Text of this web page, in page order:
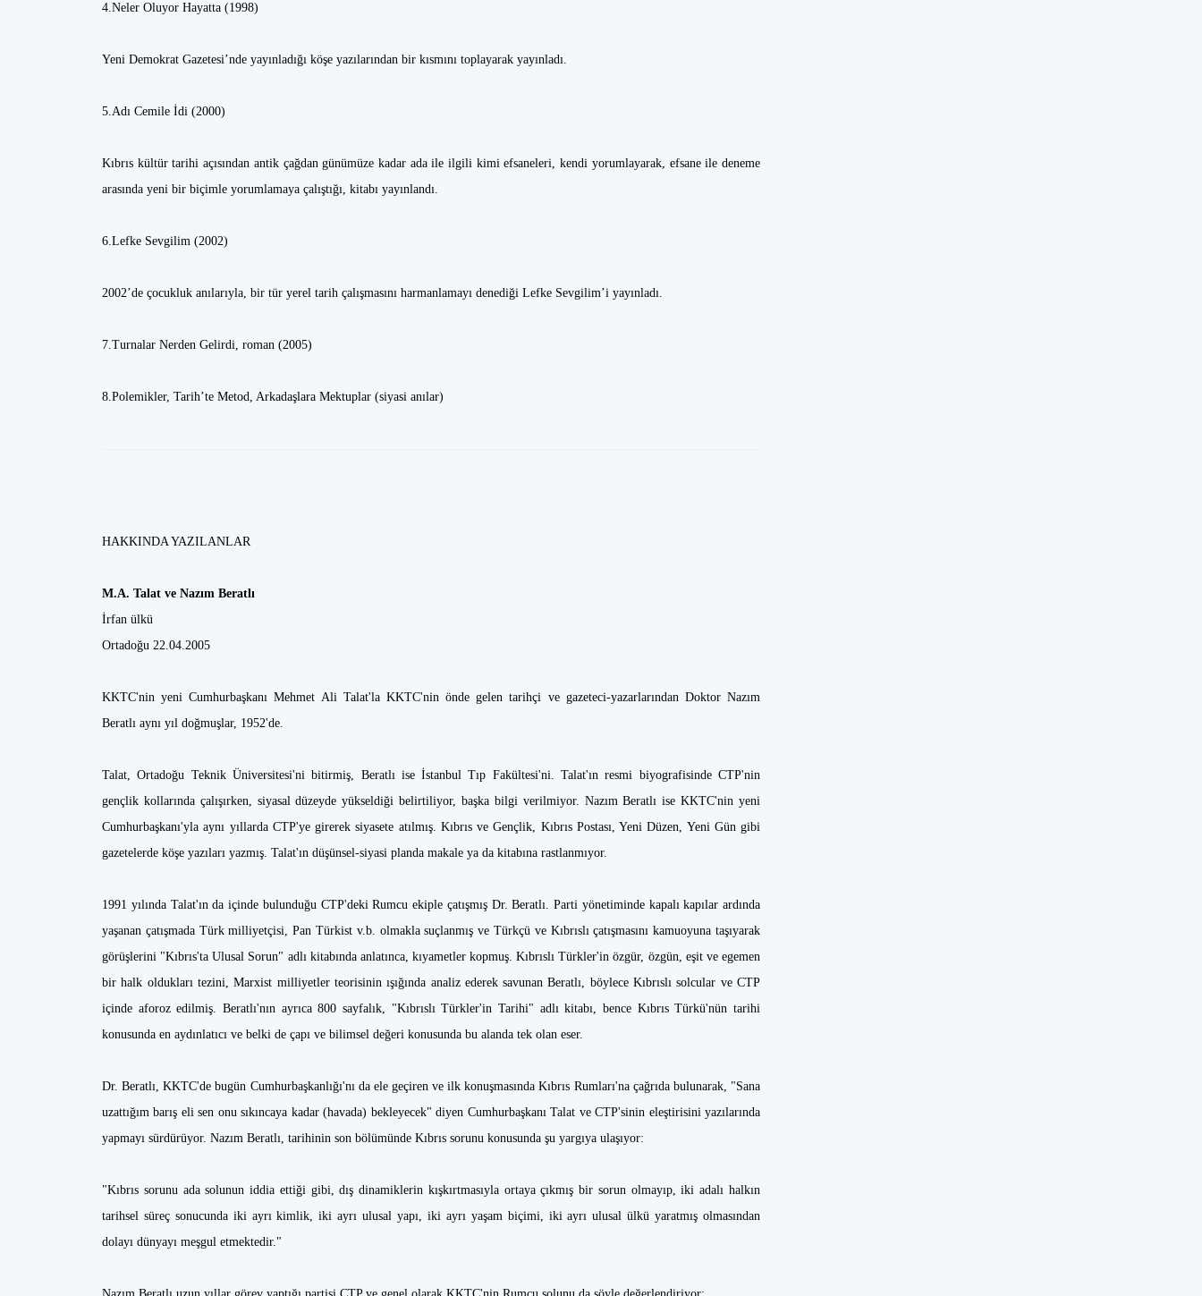
4.Neler Oluyor Hayatta (1998)
Yeni Demokrat Gazetesi’nde yayınladığı köşe yazılarından bir kısmını toplayarak yayınladı.
5.Adı Cemile İdi (2000)
Kıbrıs kültür tarihi açısından antik çağdan günümüze kadar ada ile ilgili kimi efsaneleri, kendi yorumlayarak, efsane ile deneme
arasında yeni bir biçimle yorumlamaya çalıştığı, kitabı yayınlandı.
6.Lefke Sevgilim (2002)
2002’de çocukluk anılarıyla, bir tür yerel tarih çalışmasını harmanlamayı denediği Lefke Sevgilim’i yayınladı.
7.Turnalar Nerden Gelirdi, roman (2005)
8.Polemikler, Tarih’te Metod, Arkadaşlara Mektuplar (siyasi anılar)
HAKKINDA YAZILANLAR
M.A. Talat ve Nazım Beratlı
İrfan ülkü
Ortadoğu 22.04.2005
KKTC'nin yeni Cumhurbaşkanı Mehmet Ali Talat'la KKTC'nin önde gelen tarihçi ve gazeteci-yazarlarından Doktor Nazım
Beratlı aynı yıl doğmuşlar, 1952'de.
Talat, Ortadoğu Teknik Üniversitesi'ni bitirmiş, Beratlı ise İstanbul Tıp Fakültesi'ni. Talat'ın resmi biyografisinde CTP'nin
gençlik kollarında çalışırken, siyasal düzeyde yükseldiği belirtiliyor, başka bilgi verilmiyor. Nazım Beratlı ise KKTC'nin yeni
Cumhurbaşkanı'yla aynı yıllarda CTP'ye girerek siyasete atılmış. Kıbrıs ve Gençlik, Kıbrıs Postası, Yeni Düzen, Yeni Gün gibi
gazetelerde köşe yazıları yazmış. Talat'ın düşünsel-siyasi planda makale ya da kitabına rastlanmıyor.
1991 yılında Talat'ın da içinde bulunduğu CTP'deki Rumcu ekiple çatışmış Dr. Beratlı. Parti yönetiminde kapalı kapılar ardında
yaşanan çatışmada Türk milliyetçisi, Pan Türkist v.b. olmakla suçlanmış ve Türkçü ve Kıbrıslı çatışmasını kamuoyuna taşıyarak
görüşlerini "Kıbrıs'ta Ulusal Sorun" adlı kitabında anlatınca, kıyametler kopmuş. Kıbrıslı Türkler'in özgür, özgün, eşit ve egemen
bir halk oldukları tezini, Marxist milliyetler teorisinin ışığında analiz ederek savunan Beratlı, böylece Kıbrıslı solcular ve CTP
içinde aforoz edilmiş. Beratlı'nın ayrıca 800 sayfalık, "Kıbrıslı Türkler'in Tarihi" adlı kitabı, bence Kıbrıs Türkü'nün tarihi
konusunda en aydınlatıcı ve belki de çapı ve bilimsel değeri konusunda bu alanda tek olan eser.
Dr. Beratlı, KKTC'de bugün Cumhurbaşkanlığı'nı da ele geçiren ve ilk konuşmasında Kıbrıs Rumları'na çağrıda bulunarak, "Sana
uzattığım barış eli sen onu sıkıncaya kadar (havada) bekleyecek" diyen Cumhurbaşkanı Talat ve CTP'sinin eleştirisini yazılarında
yapmayı sürdürüyor. Nazım Beratlı, tarihinin son bölümünde Kıbrıs sorunu konusunda şu yargıya ulaşıyor:
"Kıbrıs sorunu ada solunun iddia ettiği gibi, dış dinamiklerin kışkırtmasıyla ortaya çıkmış bir sorun olmayıp, iki adalı halkın
tarihsel süreç sonucunda iki ayrı kimlik, iki ayrı ulusal yapı, iki ayrı yaşam biçimi, iki ayrı ulusal ülkü yaratmış olmasından
dolayı dünyayı meşgul etmektedir."